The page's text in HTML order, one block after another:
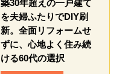
築30年超えの一戸建て
を夫婦ふたりでDIY刷
新。全面リフォームせ
ずに、心地よく住み続
ける60代の選択